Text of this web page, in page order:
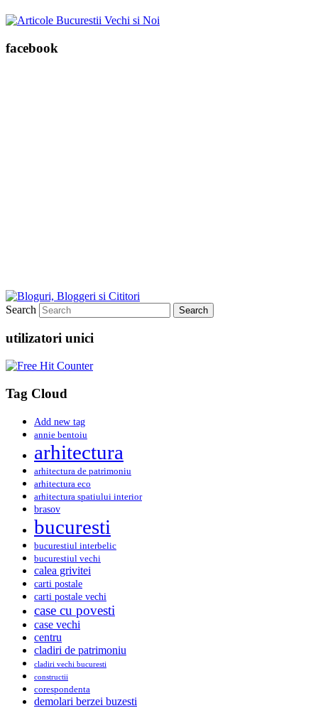
facebook
Search
utilizatori unici
Tag Cloud
Add new tag
annie bentoiu
arhitectura
arhitectura de patrimoniu
arhitectura eco
arhitectura spatiului interior
brasov
bucuresti
bucurestiul interbelic
bucurestiul vechi
calea grivitei
carti postale
carti postale vechi
case cu povesti
case vechi
centru
cladiri de patrimoniu
cladiri vechi bucuresti
constructii
corespondenta
demolari berzei buzesti